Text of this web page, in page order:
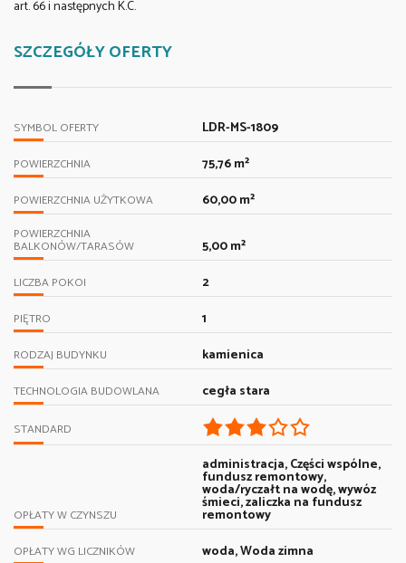
art. 66 i następnych K.C.
SZCZEGÓŁY OFERTY
SYMBOL OFERTY LDR-MS-1809
POWIERZCHNIA 75,76 m²
POWIERZCHNIA UŻYTKOWA 60,00 m²
POWIERZCHNIA
BALKONÓW/TARASÓW 5,00 m²
LICZBA POKOI 2
PIĘTRO 1
RODZAJ BUDYNKU kamienica
TECHNOLOGIA BUDOWLANA cegła stara
STANDARD
OPŁATY W CZYNSZU
administracja, Części wspólne,
fundusz remontowy,
woda/ryczałt na wodę, wywóz
śmieci, zaliczka na fundusz
remontowy
OPŁATY WG LICZNIKÓW woda, Woda zimna